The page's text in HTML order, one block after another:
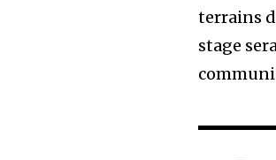
terrains
stage